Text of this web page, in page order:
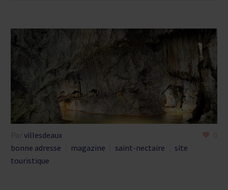
0
Parvillesdeaux
bonne adresse
magazine saint-nectaire
site
touristique